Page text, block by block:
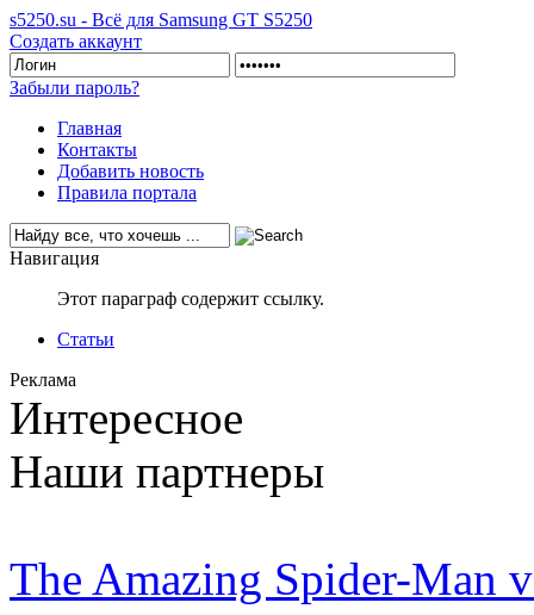
s5250.su - Всё для Samsung GT S5250
Создать аккаунт
Забыли пароль?
Главная
Контакты
Добавить новость
Правила портала
Навигация
Этот параграф содержит ссылку.
Статьи
Реклама
Интересное
Наши партнеры
The Amazing Spider-Man